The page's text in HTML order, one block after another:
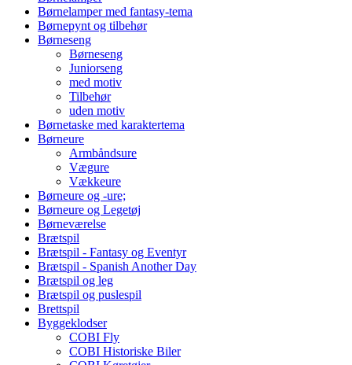
Børnelamper med fantasy-tema
Børnepynt og tilbehør
Børneseng
Børneseng
Juniorseng
med motiv
Tilbehør
uden motiv
Børnetaske med karaktertema
Børneure
Armbåndsure
Vægure
Vækkeure
Børneure og -ure;
Børneure og Legetøj
Børneværelse
Brætspil
Brætspil - Fantasy og Eventyr
Brætspil - Spanish Another Day
Brætspil og leg
Brætspil og puslespil
Brettspil
Byggeklodser
COBI Fly
COBI Historiske Biler